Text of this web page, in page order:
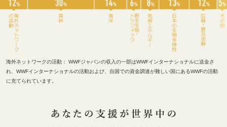
海外ネットワークの活動：
WWFジャパンの収入の一部はWWFインターナショナルに送金さ
れ、WWFインターナショナルの活動および、自国での資金調達が難しい国にあるWWFの活動
に充てられています。